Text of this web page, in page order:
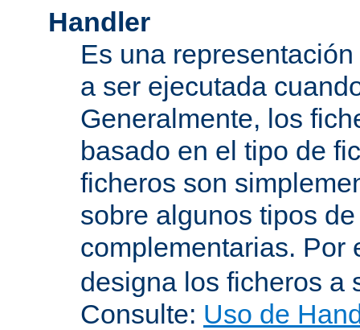
Handler
Es una
a ser ejecutada
Generalmente, los
basado en el tipo de
ficheros son
sobre algunos tipos
complementarias.
designa los ficheros
Consulte: Uso de